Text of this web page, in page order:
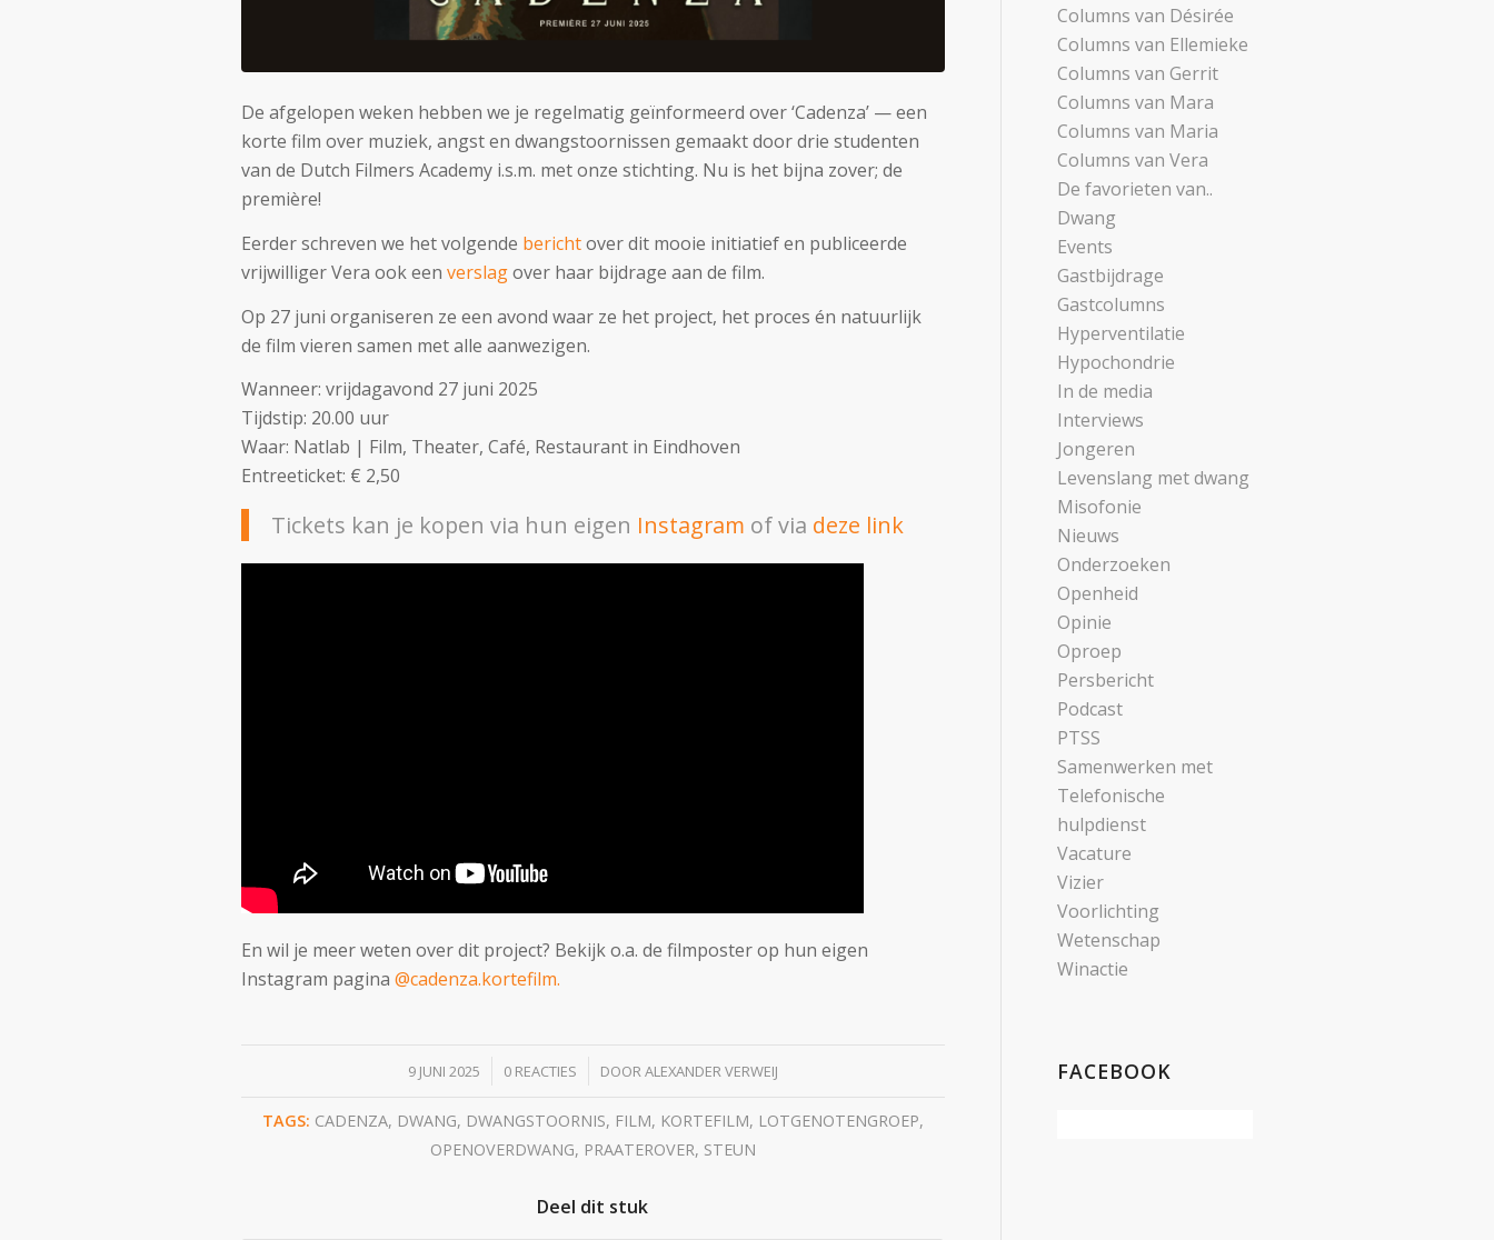
De afgelopen weken hebben we je regelmatig geïnformeerd over ‘Cadenza’ — een
korte film over muziek, angst en dwangstoornissen gemaakt door drie studenten
van de Dutch Filmers Academy i.s.m. met onze stichting. Nu is het bijna zover; de
première!
Eerder schreven we het volgende berichtover dit mooie initiatief en publiceerde
vrijwilliger Vera ook een verslagover haar bijdrage aan de film.
Op 27 juni organiseren ze een avond waar ze het project, het proces én natuurlijk
de film vieren samen met alle aanwezigen.
Wanneer: vrijdagavond 27 juni 2025
Tijdstip: 20.00 uur
Waar: Natlab | Film, Theater, Café, Restaurant in Eindhoven
Entreeticket: € 2,50
Tickets kan je kopen via hun eigen Instagram of via deze link
En wil je meer weten over dit project? Bekijk o.a. de filmposter op hun eigen
Instagram pagina @cadenza.kortefilm.
9 JUNI 2025
/ 0 REACTIES
/ DOORALEXANDER VERWEIJ
TAGS: CADENZA, DWANG, DWANGSTOORNIS, FILM, KORTEFILM, LOTGENOTENGROEP,
OPENOVERDWANG, PRAATEROVER, STEUN
Deel dit stuk
Columns van Désirée
Columns van Ellemieke
Columns van Gerrit
Columns van Mara
Columns van Maria
Columns van Vera
De favorieten van..
Dwang
Events
Gastbijdrage
Gastcolumns
Hyperventilatie
Hypochondrie
In de media
Interviews
Jongeren
Levenslang met dwang
Misofonie
Nieuws
Onderzoeken
Openheid
Opinie
Oproep
Persbericht
Podcast
PTSS
Samenwerken met
Telefonische
hulpdienst
Vacature
Vizier
Voorlichting
Wetenschap
Winactie
FACEBOOK